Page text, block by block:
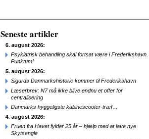
Seneste artikler
6. august 2026:
Psykiatrisk behandling skal fortsat være i Frederikshavn.
Punktum!
5. august 2026:
Sigurds Danmarkshistorie kommer til Frederikshavn
Læserbrev: N7 må ikke blive endnu et offer for
centralisering
Danmarks hyggeligste kabinescooter-træf…
4. august 2026:
Fruen fra Havet fylder 25 år – hjælp med at lave nye
Skytsengle